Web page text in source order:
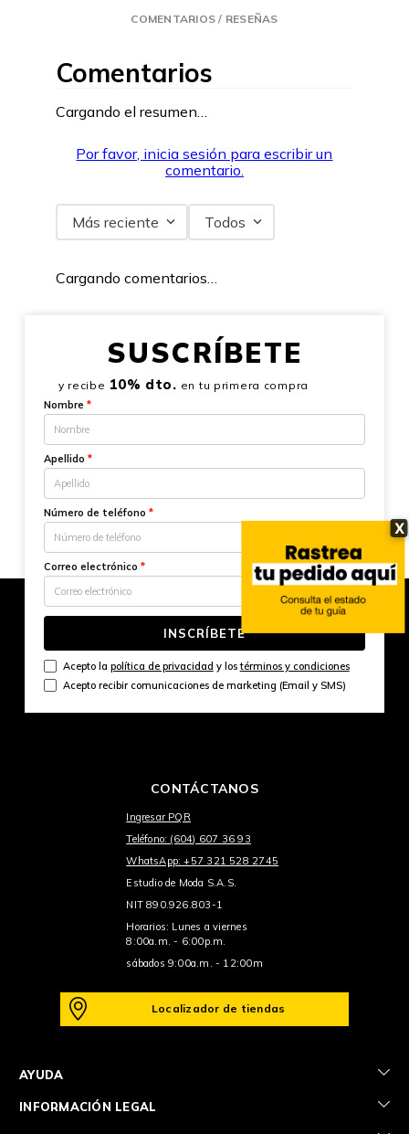
X
COMENTARIOS / RESEÑAS
Comentarios
Cargando el resumen…
Por favor, inicia sesión para escribir un
comentario.
Más reciente Todos
Cargando comentarios…
SUSCRÍBETE
y recibe 10% dto. en tu primera compra
Nombre *
Apellido *
Número de teléfono *
Correo electrónico *
INSCRÍBETE
Acepto la política de privacidad y lostérminos y condiciones
Acepto recibir comunicaciones de marketing (Email y SMS)
CONTÁCTANOS
Ingresar PQR
Teléfono: (604) 607 36 93
WhatsApp: +57 321 528 2745
Estudio de Moda S.A.S.
NIT 890.926.803-1
Horarios: Lunes a viernes
8:00a.m. - 6:00p.m.
sábados 9:00a.m. - 12:00m
Localizador de tiendas
AYUDA +
INFORMACIÓN LEGAL +